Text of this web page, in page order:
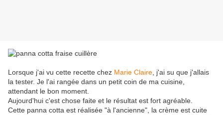
Lorsque j'ai vu cette recette chez Marie Claire , j'ai su que j'allais
la tester. Je l'ai rangée dans un petit coin de ma cuisine,
attendant le bon moment.
Aujourd'hui c'est chose faite et le résultat est fort agréable.
Cette panna cotta est réalisée "à l'ancienne", la crème est cuite